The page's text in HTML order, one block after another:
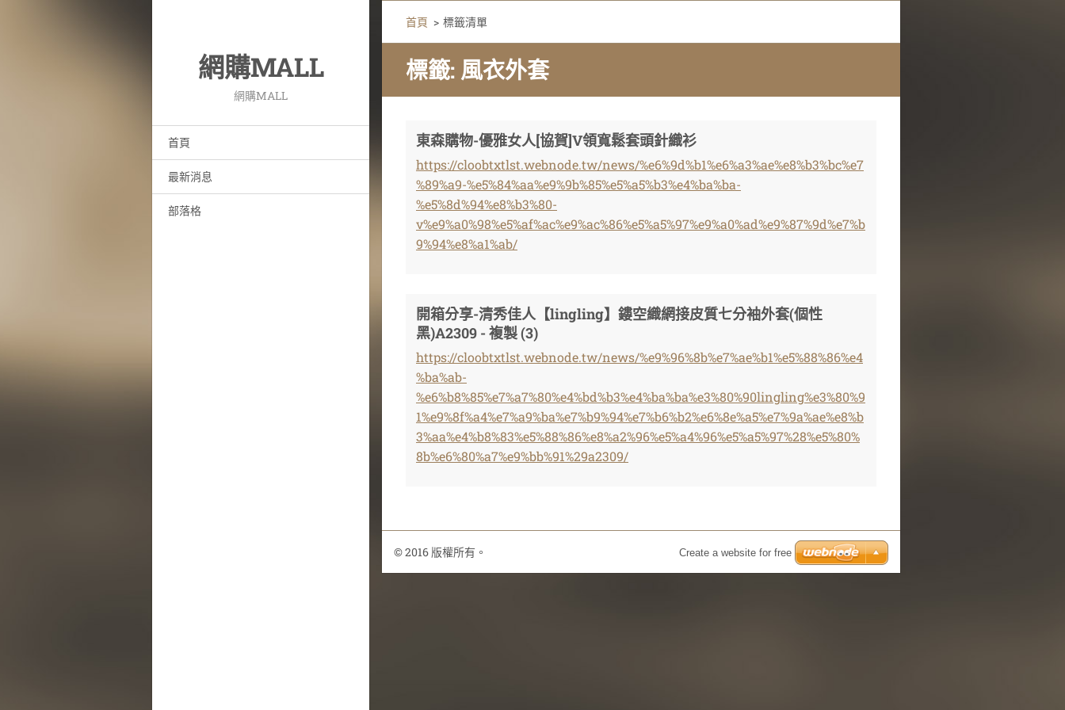
網購MALL
網購MALL
首頁
最新消息
部落格
首頁 > 標籤清單
標籤: 風衣外套
東森購物-優雅女人[協賀]V領寬鬆套頭針織衫
https://cloobtxtlst.webnode.tw/news/%e6%9d%b1%e6%a3%ae%e8%b3%bc%e7
%89%a9-%e5%84%aa%e9%9b%85%e5%a5%b3%e4%ba%ba-
%e5%8d%94%e8%b3%80-
v%e9%a0%98%e5%af%ac%e9%ac%86%e5%a5%97%e9%a0%ad%e9%87%9d%e7%b
9%94%e8%a1%ab/
開箱分享-清秀佳人【lingling】鏤空織網接皮質七分袖外套(個性
黑)A2309 - 複製 (3)
https://cloobtxtlst.webnode.tw/news/%e9%96%8b%e7%ae%b1%e5%88%86%e4
%ba%ab-
%e6%b8%85%e7%a7%80%e4%bd%b3%e4%ba%ba%e3%80%90lingling%e3%80%9
1%e9%8f%a4%e7%a9%ba%e7%b9%94%e7%b6%b2%e6%8e%a5%e7%9a%ae%e8%b
3%aa%e4%b8%83%e5%88%86%e8%a2%96%e5%a4%96%e5%a5%97%28%e5%80%
8b%e6%80%a7%e9%bb%91%29a2309/
© 2016 版權所有。 Create a website for free